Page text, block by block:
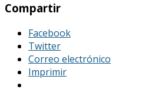
Compartir
Facebook
Twitter
Correo electrónico
Imprimir